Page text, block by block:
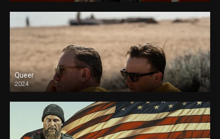
Queer
2024